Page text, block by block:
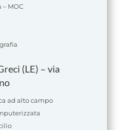
MOC
(LE) – via
ad alto campo